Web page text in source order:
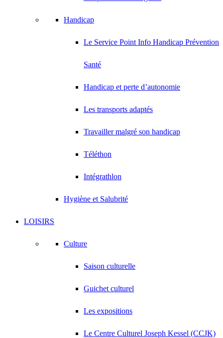
Handicap
Le Service Point Info Handicap Prévention
Santé
Handicap et perte d’autonomie
Les transports adaptés
Travailler malgré son handicap
Téléthon
Intégrathlon
Hygiène et Salubrité
LOISIRS
Culture
Saison culturelle
Guichet culturel
Les expositions
Le Centre Culturel Joseph Kessel (CCJK)